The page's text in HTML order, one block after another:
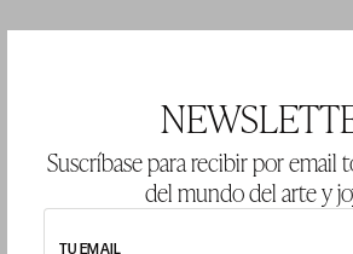
Suscríbase para recibir por email
del mundo del arte y
TU EMAIL